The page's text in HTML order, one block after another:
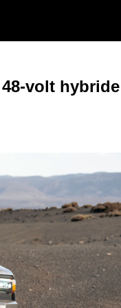
volt hybride